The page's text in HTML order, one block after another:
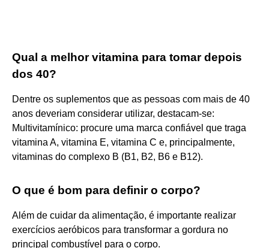
Qual a melhor vitamina para tomar depois
dos 40?
Dentre os suplementos que as pessoas com mais de 40
anos deveriam considerar utilizar, destacam-se:
Multivitamínico: procure uma marca confiável que traga
vitamina A, vitamina E, vitamina C e, principalmente,
vitaminas do complexo B (B1, B2, B6 e B12).
O que é bom para definir o corpo?
Além de cuidar da alimentação, é importante realizar
exercícios aeróbicos para transformar a gordura no
principal combustível para o corpo.